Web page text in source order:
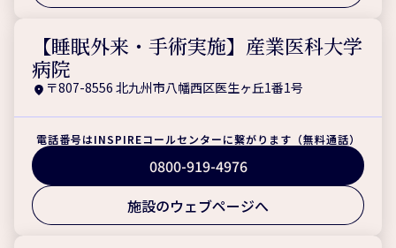
【睡眠外来・手術実施】産業医科大学
病院
〒807-8556 北九州市八幡西区医生ヶ丘1番1号
電話番号はINSPIREコールセンターに繋がります（無料通話）
0800-919-4976
施設のウェブページへ